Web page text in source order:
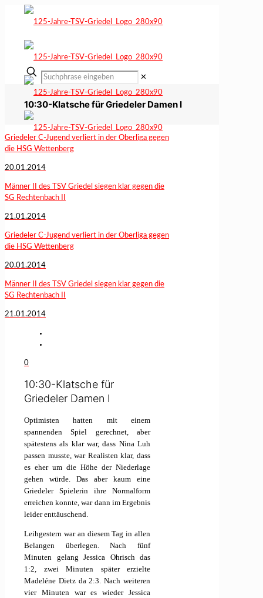
✕
10:30-Klatsche für Griedeler Damen I
Griedeler C-Jugend verliert in der Oberliga gegen
die HSG Wettenberg
20.01.2014
Männer II des TSV Griedel siegen klar gegen die
SG Rechtenbach II
21.01.2014
Griedeler C-Jugend verliert in der Oberliga gegen
die HSG Wettenberg
20.01.2014
Männer II des TSV Griedel siegen klar gegen die
SG Rechtenbach II
21.01.2014
0
10:30-Klatsche für
Griedeler Damen I
Optimisten hatten mit einem
spannenden Spiel gerechnet, aber
spätestens als klar war, dass Nina Luh
passen musste, war Realisten klar, dass
es eher um die Höhe der Niederlage
gehen würde. Das aber kaum eine
Griedeler Spielerin ihre Normalform
erreichen konnte, war dann im Ergebnis
leider enttäuschend.
Leihgestern war an diesem Tag in allen
Belangen überlegen. Nach fünf
Minuten gelang Jessica Ohrisch das
1:2, zwei Minuten später erzielte
Madeléne Dietz da 2:3. Nach weiteren
vier Minuten war es wieder Jessica